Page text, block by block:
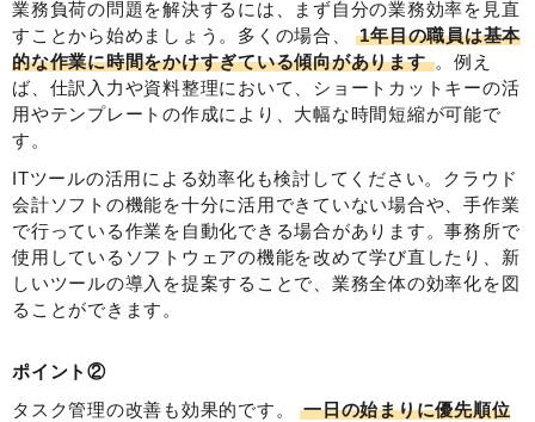
業務負荷の問題を解決するには、まず自分の業務効率を見直
すことから始めましょう。多くの場合、1年目の職員は基本
的な作業に時間をかけすぎている傾向があります 。例え
ば、仕訳入力や資料整理において、ショートカットキーの活
用やテンプレートの作成により、大幅な時間短縮が可能で
す。
ITツールの活用による効率化も検討してください。クラウド
会計ソフトの機能を十分に活用できていない場合や、手作業
で行っている作業を自動化できる場合があります。事務所で
使用しているソフトウェアの機能を改めて学び直したり、新
しいツールの導入を提案することで、業務全体の効率化を図
ることができます。
ポイント②
タスク管理の改善も効果的です。
一日の始まりに優先順位